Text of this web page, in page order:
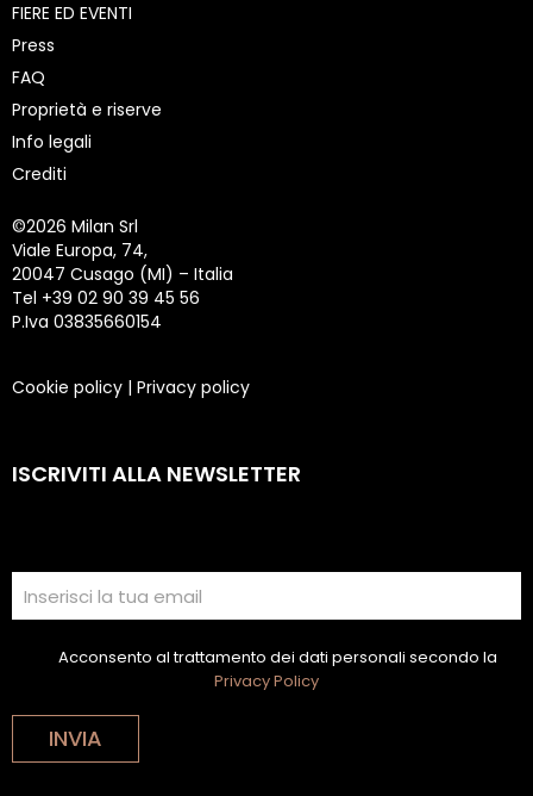
FIERE ED EVENTI
Press
FAQ
Proprietà e riserve
Info legali
Crediti
©2026 Milan Srl
Viale Europa, 74,
20047 Cusago (MI) – Italia
Tel +39 02 90 39 45 56
P.Iva 03835660154
Cookie policy | Privacy policy
ISCRIVITI ALLA NEWSLETTER
Acconsento al trattamento dei dati personali secondo la
Privacy Policy
INVIA